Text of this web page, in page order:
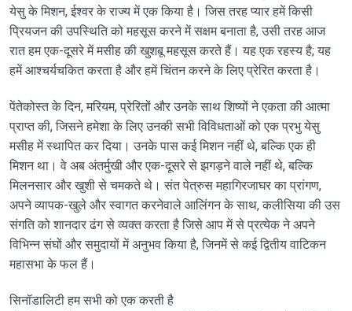
येसु के मिशन, ईश्वर के राज्य में एक किया है। जिस तरह प्यार हमें किसी
प्रियजन की उपस्थिति को महसूस करने में सक्षम बनाता है, उसी तरह आज
रात हम एक-दूसरे में मसीह की खुशबू महसूस करते हैं। यह एक रहस्य है; यह
हमें आश्चर्यचकित करता है और हमें चिंतन करने के लिए प्रेरित करता है।
पेंतेकोस्त के दिन, मरियम, प्रेरितों और उनके साथ शिष्यों ने एकता की आत्मा
प्राप्त की, जिसने हमेशा के लिए उनकी सभी विविधताओं को एक प्रभु येसु
मसीह में स्थापित कर दिया। उनके पास कई मिशन नहीं थे, बल्कि एक ही
मिशन था। वे अब अंतर्मुखी और एक-दूसरे से झगड़ने वाले नहीं थे, बल्कि
मिलनसार और खुशी से चमकते थे। संत पेत्रुस महागिरजाघर का प्रांगण,
अपने व्यापक-खुले और स्वागत करनेवाले आलिंगन के साथ, कलीसिया की उस
संगति को शानदार ढंग से व्यक्त करता है जिसे आप में से प्रत्येक ने अपने
विभिन्न संघों और समुदायों में अनुभव किया है, जिनमें से कई द्वितीय वाटिकन
महासभा के फल हैं।
सिनॉडालिटी हम सभी को एक करती है